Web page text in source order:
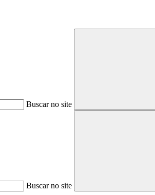
Buscar no site
Buscar no site